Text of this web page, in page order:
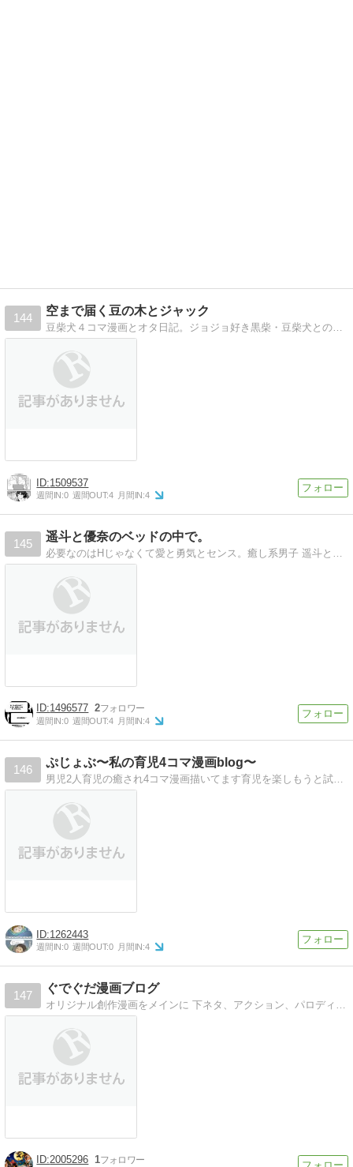
144
空まで届く豆の木とジャック
豆柴犬４コマ漫画とオタ日記。ジョジョ好き黒柴・豆柴犬との日常を４コマ連載。オーダーキャラぬいぐるみ制作。
1509537
週間IN:0 週間OUT:4 月間IN:4
145
遥斗と優奈のベッドの中で。
必要なのはHじゃなくて愛と勇気とセンス。癒し系男子 遥斗とちょっとHでおっちょこちょいな女子 優奈のベッドの中での会話
1496577 2
週間IN:0 週間OUT:4 月間IN:4
146
ぷじょぶ〜私の育児4コマ漫画blog〜
男児2人育児の癒され4コマ漫画描いてます育児を楽しもうと試みるも斜めにいってしまうことが多い私です。
1262443
週間IN:0 週間OUT:0 月間IN:4
147
ぐでぐだ漫画ブログ
オリジナル創作漫画をメインに 下ネタ、アクション、パロディと何でもありのごった煮漫画ブログです！
2005296 1